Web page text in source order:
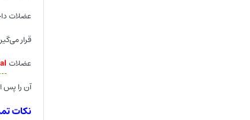
عضلات
قرار
عضلات
آن را پس
نکات